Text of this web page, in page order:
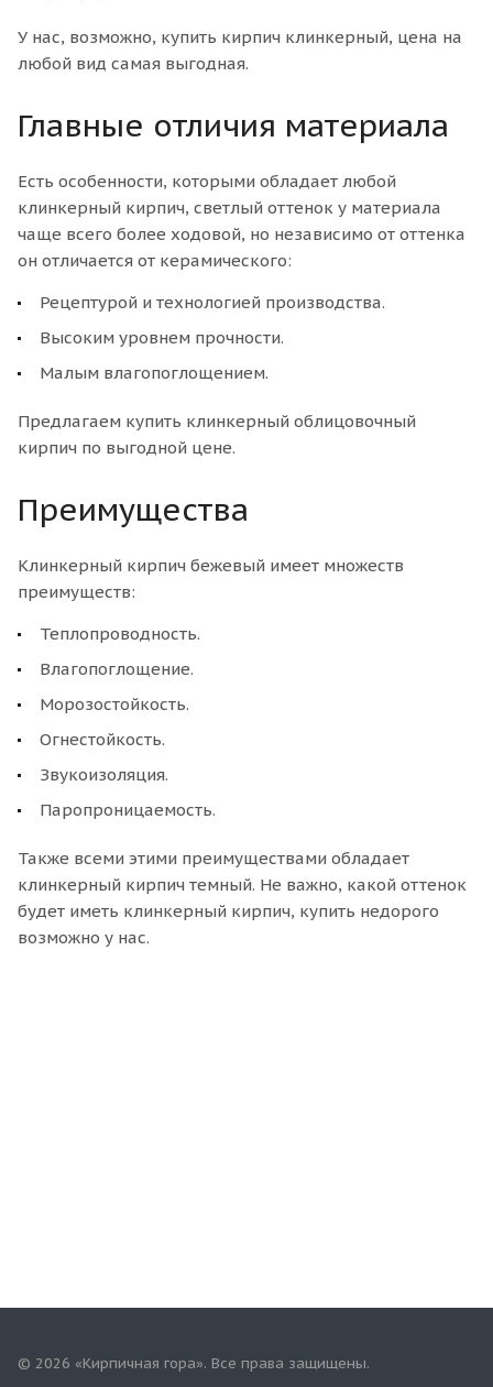
У нас, возможно, купить кирпич клинкерный, цена на
любой вид самая выгодная.
Главные отличия материала
Есть особенности, которыми обладает любой
клинкерный кирпич, светлый оттенок у материала
чаще всего более ходовой, но независимо от оттенка
он отличается от керамического:
Рецептурой и технологией производства.
Высоким уровнем прочности.
Малым влагопоглощением.
Предлагаем купить клинкерный облицовочный
кирпич по выгодной цене.
Преимущества
Клинкерный кирпич бежевый имеет множеств
преимуществ:
Теплопроводность.
Влагопоглощение.
Морозостойкость.
Огнестойкость.
Звукоизоляция.
Паропроницаемость.
Также всеми этими преимуществами обладает
клинкерный кирпич темный. Не важно, какой оттенок
будет иметь клинкерный кирпич, купить недорого
возможно у нас.
© 2026 «Кирпичная гора». Все права защищены.